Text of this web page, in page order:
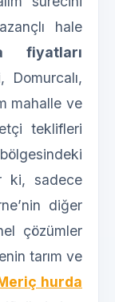
hale
fiyatları
Domurcalı,
mahalle ve
teklifleri
ki, sadece
diğer
çözümler
tarım ve
hurda